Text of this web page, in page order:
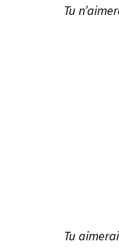
Tu
Tu